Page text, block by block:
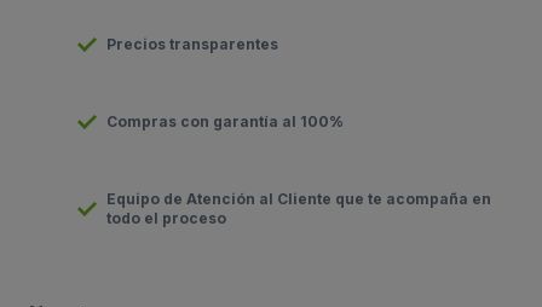
Precios transparentes
Compras con garantía al 100%
Equipo de Atención al Cliente que te acompaña en
todo el proceso